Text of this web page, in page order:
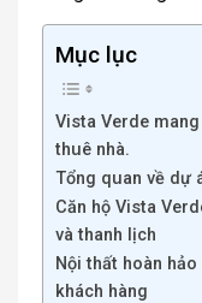
Mục lục
Vista Verde
thuê nhà.
Tổng quan về dự
Căn hộ Vista
và thanh lịch
Nội thất hoàn
khách hàng